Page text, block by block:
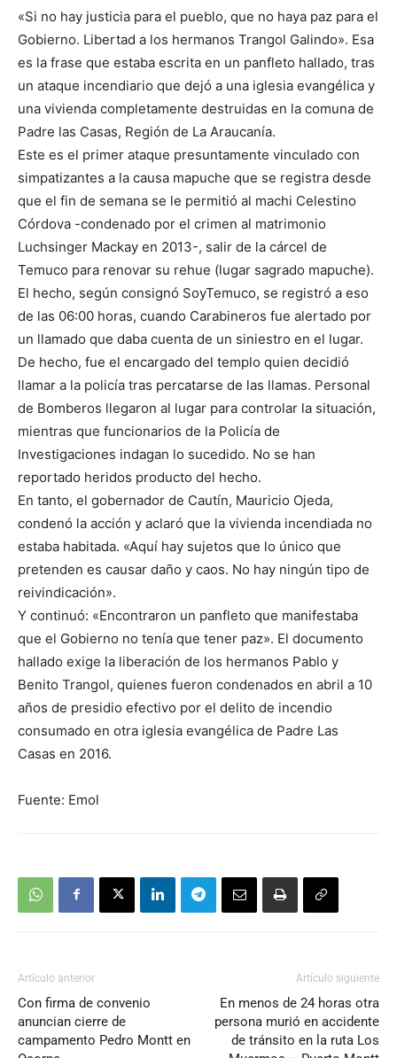
«Si no hay justicia para el pueblo, que no haya paz para el
Gobierno. Libertad a los hermanos Trangol Galindo». Esa
es la frase que estaba escrita en un panfleto hallado, tras
un ataque incendiario que dejó a una iglesia evangélica y
una vivienda completamente destruidas en la comuna de
Padre las Casas, Región de La Araucanía.
Este es el primer ataque presuntamente vinculado con
simpatizantes a la causa mapuche que se registra desde
que el fin de semana se le permitió al machi Celestino
Córdova -condenado por el crimen al matrimonio
Luchsinger Mackay en 2013-, salir de la cárcel de
Temuco para renovar su rehue (lugar sagrado mapuche).
El hecho, según consignó SoyTemuco, se registró a eso
de las 06:00 horas, cuando Carabineros fue alertado por
un llamado que daba cuenta de un siniestro en el lugar.
De hecho, fue el encargado del templo quien decidió
llamar a la policía tras percatarse de las llamas. Personal
de Bomberos llegaron al lugar para controlar la situación,
mientras que funcionarios de la Policía de
Investigaciones indagan lo sucedido. No se han
reportado heridos producto del hecho.
En tanto, el gobernador de Cautín, Mauricio Ojeda,
condenó la acción y aclaró que la vivienda incendiada no
estaba habitada. «Aquí hay sujetos que lo único que
pretenden es causar daño y caos. No hay ningún tipo de
reivindicación».
Y continuó: «Encontraron un panfleto que manifestaba
que el Gobierno no tenía que tener paz». El documento
hallado exige la liberación de los hermanos Pablo y
Benito Trangol, quienes fueron condenados en abril a 10
años de presidio efectivo por el delito de incendio
consumado en otra iglesia evangélica de Padre Las
Casas en 2016.
Fuente: Emol
Artículo anterior
Con firma de convenio
anuncian cierre de
campamento Pedro Montt en
Artículo siguiente
En menos de 24 horas otra
persona murió en accidente
de tránsito en la ruta Los